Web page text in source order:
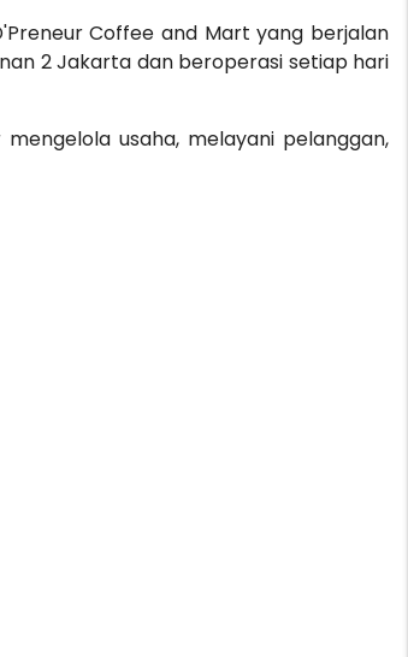
Coffee and Mart yang berjalan
2 Jakarta dan beroperasi setiap hari
usaha, melayani pelanggan,